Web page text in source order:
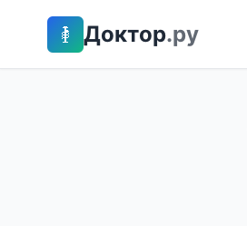
Доктор.ру